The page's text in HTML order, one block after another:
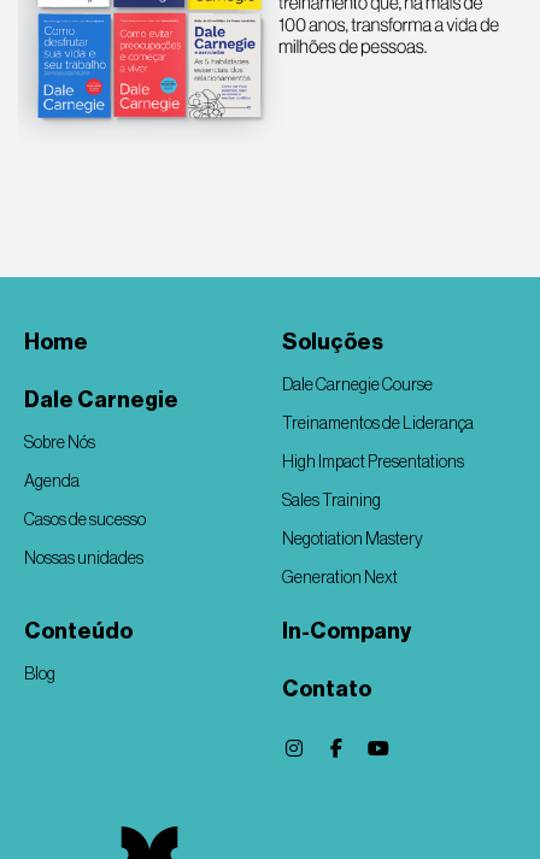
Home
Dale Carnegie
Sobre Nós
Agenda
Casos de sucesso
Nossas unidades
Soluções
Dale Carnegie Course
Treinamentos de Liderança
High Impact Presentations
Sales Training
Negotiation Mastery
Generation Next
Conteúdo
Blog
In-Company
Contato